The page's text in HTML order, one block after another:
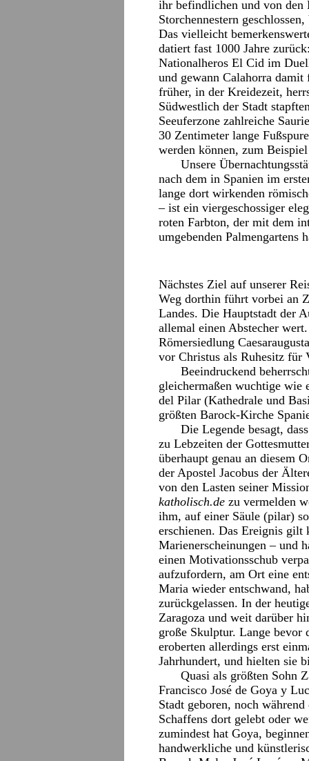
ihr befindlichen und von den
Storchennestern
Das vielleicht
datiert fast 1000 Jahre
Nationalheros El Cid im
und gewann Calahorra
früher, in der Kreidezeit,
Südwestlich der Stadt
Seeuferzone zahlreiche
30 Zentimeter lange
werden können, zum
Unsere
nach dem in Spanien im
lange dort wirkenden
– ist ein viergeschossiger
roten Farbton, der mit dem
umgebenden Palmengartens
Nächstes Ziel auf unserer
Weg dorthin führt vorbei an
Landes. Die Hauptstadt der
allemal einen Abstecher
Römersiedlung
vor Christus als Ruhesitz für
Beeindruckend
gleichermaßen wuchtige wie
del Pilar (Kathedrale und
größten Barock-Kirche
Die Legende besagt,
zu Lebzeiten der
überhaupt genau an diesem
der Apostel Jacobus der
von den Lasten seiner
katholisch.de zu vermelden
ihm, auf einer Säule (pilar)
erschienen. Das Ereignis gilt
Marienerscheinungen – und
einen Motivationsschub
aufzufordern, am Ort eine
Maria wieder entschwand,
zurückgelassen. In der
Zaragoza und weit darüber
große Skulptur. Lange
eroberten allerdings erst
Jahrhundert, und hielten sie
Quasi als größten Sohn
Francisco José de Goya y
Stadt geboren, noch
Schaffens dort gelebt oder
zumindest hat Goya,
handwerkliche und